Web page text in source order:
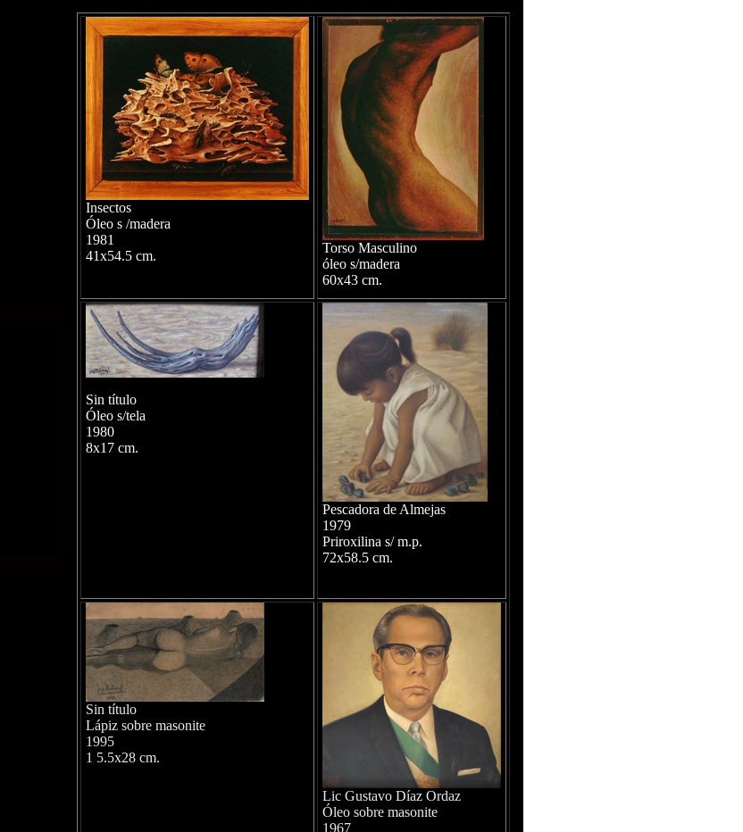
Insectos
Óleo s /madera
1981
41x54.5 cm.
Torso Masculino
óleo s/madera
60x43 cm.
Sin título
Óleo s/tela
1980
8x17 cm.
Pescadora de Almejas
1979
Priroxilina s/ m.p.
72x58.5 cm.
Sin título
Lápiz sobre masonite
1995
1 5.5x28 cm.
Lic Gustavo Díaz Ordaz
Óleo sobre masonite
1967